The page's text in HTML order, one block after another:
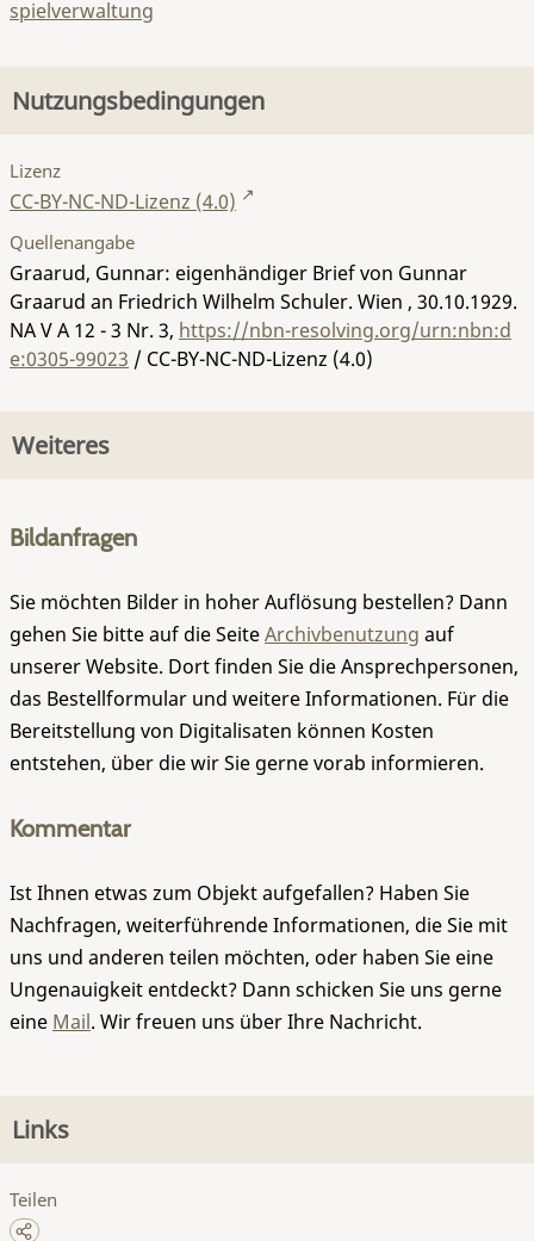
spielverwaltung
Nutzungsbedingungen
Lizenz
CC-BY-NC-ND-Lizenz (4.0)
Quellenangabe
Graarud, Gunnar: eigenhändiger Brief von Gunnar
Graarud an Friedrich Wilhelm Schuler. Wien , 30.10.1929.
NA V A 12 - 3 Nr. 3, https://nbn-resolving.org/urn:nbn:d
e:0305-99023 / CC-BY-NC-ND-Lizenz (4.0)
Weiteres
Bildanfragen
Sie möchten Bilder in hoher Auflösung bestellen? Dann
gehen Sie bitte auf die SeiteArchivbenutzung auf
unserer Website. Dort finden Sie die Ansprechpersonen,
das Bestellformular und weitere Informationen. Für die
Bereitstellung von Digitalisaten können Kosten
entstehen, über die wir Sie gerne vorab informieren.
Kommentar
Ist Ihnen etwas zum Objekt aufgefallen? Haben Sie
Nachfragen, weiterführende Informationen, die Sie mit
uns und anderen teilen möchten, oder haben Sie eine
Ungenauigkeit entdeckt? Dann schicken Sie uns gerne
eine Mail. Wir freuen uns über Ihre Nachricht.
Links
Teilen